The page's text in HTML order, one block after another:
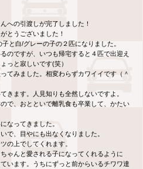
への引渡しが完了しました！
とうございました！
と白/グレーの子の２匹になりました。
のですが、いつも帰宅すると４匹で出迎え
っと寂しいです(笑）
てみました。相変わらずカワイイです（＾
きます。人見知りも全然しないですよ。
で、おとといで離乳食も卒業して、かたい
なってきました。
で、目やにも出なくなりました。
の上でしてくれます。
ゃんと愛される子になってくれるように
います。うちにずっと前からいるチワワ達